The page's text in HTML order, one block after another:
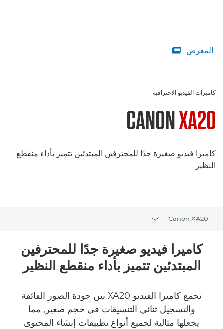
المعرض 
كاميرات الفيديو الاحترافية
CANONXA20
كاميرا فيديو صغيرة جدًا للمحترفين المبتدئين تتميز بأداء منقطع
النظير
Canon XA20
Toggle breadcrumbs
نظرة عامة
المواصفات
الآراء
كاميرا فيديو صغيرة جدًا للمحترفين
المبتدئين تتميز بأداء منقطع النظير
تجمع كاميرا الفيديو XA20 بين جودة الصور الفائقة
والتسجيل ثنائي التنسيقات في حجم صغير, مما
يجعلها مثالية لجميع أنواع تطبيقات إنشاء المحتوى